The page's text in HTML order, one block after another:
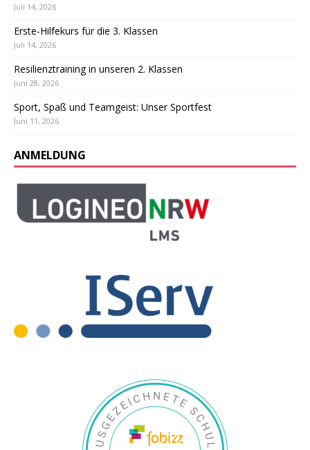
Juli 14, 2026
Erste-Hilfekurs für die 3. Klassen
Juli 14, 2026
Resilienztraining in unseren 2. Klassen
Juni 28, 2026
Sport, Spaß und Teamgeist: Unser Sportfest
Juni 11, 2026
ANMELDUNG